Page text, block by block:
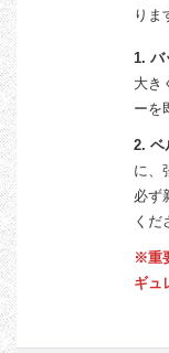
りま
1. バ
大き
ーを
2. ベ
に、
必ず
くだ
※重
ギュ